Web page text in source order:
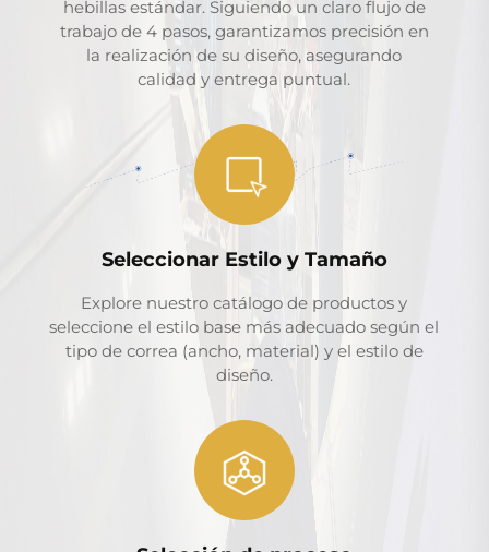
hebillas estándar. Siguiendo un claro flujo de
trabajo de 4 pasos, garantizamos precisión en
la realización de su diseño, asegurando
calidad y entrega puntual.
Seleccionar Estilo y Tamaño
Explore nuestro catálogo de productos y
seleccione el estilo base más adecuado según el
tipo de correa (ancho, material) y el estilo de
diseño.